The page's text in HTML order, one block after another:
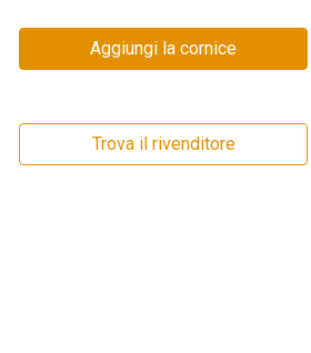
Aggiungi la cornice
Trova il rivenditore